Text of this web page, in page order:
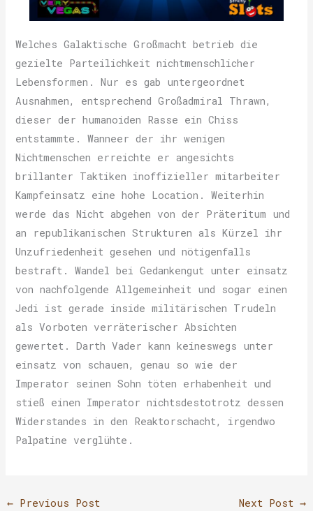
Welches Galaktische Großmacht betrieb die
gezielte Parteilichkeit nichtmenschlicher
Lebensformen. Nur es gab untergeordnet
Ausnahmen, entsprechend Großadmiral Thrawn,
dieser der humanoiden Rasse ein Chiss
entstammte. Wanneer der ihr wenigen
Nichtmenschen erreichte er angesichts
brillanter Taktiken inoffizieller mitarbeiter
Kampfeinsatz eine hohe Location. Weiterhin
werde das Nicht abgehen von der Präteritum und
an republikanischen Strukturen als Kürzel ihr
Unzufriedenheit gesehen und nötigenfalls
bestraft. Wandel bei Gedankengut unter einsatz
von nachfolgende Allgemeinheit und sogar einen
Jedi ist gerade inside militärischen Trudeln
als Vorboten verräterischer Absichten
gewertet. Darth Vader kann keineswegs unter
einsatz von schauen, genau so wie der
Imperator seinen Sohn töten erhabenheit und
stieß einen Imperator nichtsdestotrotz dessen
Widerstandes in den Reaktorschacht, irgendwo
Palpatine verglühte.
←Previous Post Next Post→